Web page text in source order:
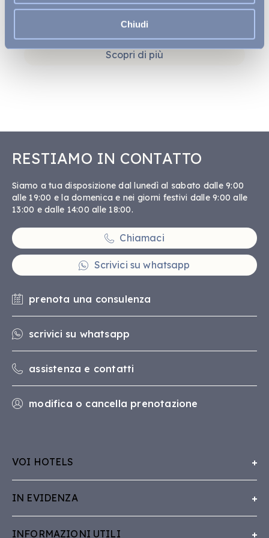
Chiudi
legame con il territorio, la cultura e la storia emergono
ogni gesto di accoglienza.
Scopri di più
RESTIAMO IN CONTATTO
Siamo a tua disposizione dal lunedì al sabato dalle 9:00
alle 19:00 e la domenica e nei giorni festivi dalle 9:00 alle
13:00 e dalle 14:00 alle 18:00.
Chiamaci
Scrivici su whatsapp
prenota una consulenza
scrivici su whatsapp
assistenza e contatti
modifica o cancella prenotazione
VOI HOTELS
Whistleblowing
IN EVIDENZA
INFORMAZIONI UTILI